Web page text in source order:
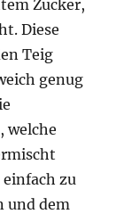
Zucker,
Diese
Teig
genug
welche
zu
und dem